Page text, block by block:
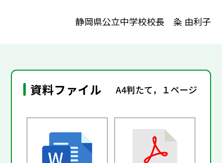
静岡県公立中学校校長 粂 由利子
資料ファイル A4判たて，１ページ